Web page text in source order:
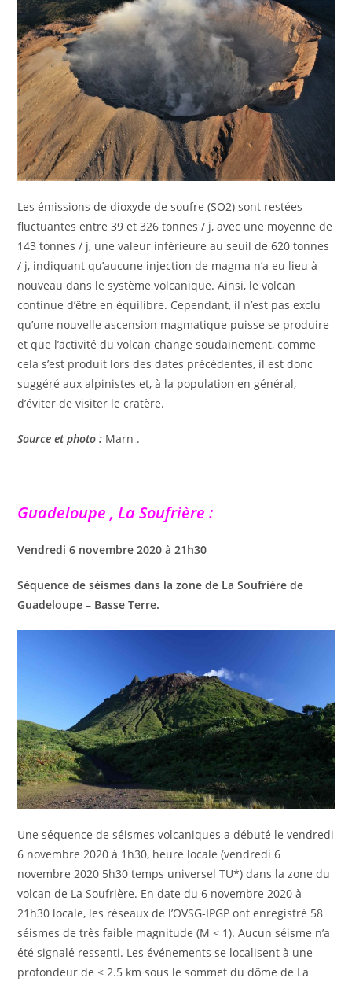
Les émissions de dioxyde de soufre (SO2) sont restées
fluctuantes entre 39 et 326 tonnes / j, avec une moyenne de
143 tonnes / j, une valeur inférieure au seuil de 620 tonnes
/ j, indiquant qu’aucune injection de magma n’a eu lieu à
nouveau dans le système volcanique. Ainsi, le volcan
continue d’être en équilibre. Cependant, il n’est pas exclu
qu’une nouvelle ascension magmatique puisse se produire
et que l’activité du volcan change soudainement, comme
cela s’est produit lors des dates précédentes, il est donc
suggéré aux alpinistes et, à la population en général,
d’éviter de visiter le cratère.
Source et photo : Marn .
Guadeloupe , La Soufrière :
Vendredi 6 novembre 2020 à 21h30
Séquence de séismes dans la zone de La Soufrière de
Guadeloupe – Basse Terre.
Une séquence de séismes volcaniques a débuté le vendredi
6 novembre 2020 à 1h30, heure locale (vendredi 6
novembre 2020 5h30 temps universel TU*) dans la zone du
volcan de La Soufrière. En date du 6 novembre 2020 à
21h30 locale, les réseaux de l’OVSG-IPGP ont enregistré 58
séismes de très faible magnitude (M < 1). Aucun séisme n’a
été signalé ressenti. Les événements se localisent à une
profondeur de < 2.5 km sous le sommet du dôme de La